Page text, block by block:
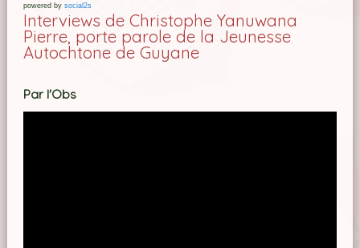
powered by social2s
Interviews de Christophe Yanuwana
Pierre, porte parole de la Jeunesse
Autochtone de Guyane
Par l'Obs